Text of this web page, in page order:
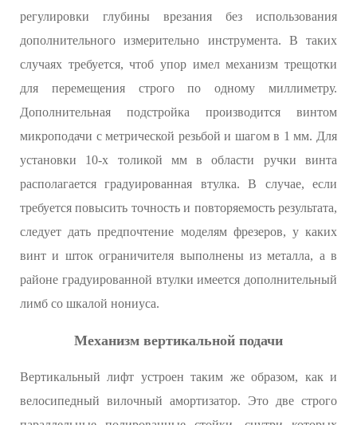
регулировки глубины врезания без использования
дополнительного измерительно инструмента. В таких
случаях требуется, чтоб упор имел механизм трещотки
для перемещения строго по одному миллиметру.
Дополнительная подстройка производится винтом
микроподачи с метрической резьбой и шагом в 1 мм. Для
установки 10-х толикой мм в области ручки винта
располагается градуированная втулка. В случае, если
требуется повысить точность и повторяемость результата,
следует дать предпочтение моделям фрезеров, у каких
винт и шток ограничителя выполнены из металла, а в
районе градуированной втулки имеется дополнительный
лимб со шкалой нониуса.
Механизм вертикальной подачи
Вертикальный лифт устроен таким же образом, как и
велосипедный вилочный амортизатор. Это две строго